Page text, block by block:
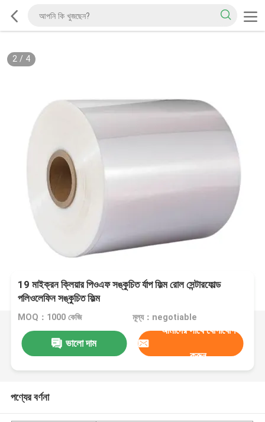
2/ 4
19 মাইক্রন ক্লিয়ার পিওএফ সঙ্কুচিত র্যাপ ফিল্ম রোল সেন্টারফোল্ড
পলিওলেফিন সঙ্কুচিত ফিল্ম
MOQ：1000 কেজি মূল্য：negotiable
ভালো দাম
আমাদের সাথে যোগাযোগ
করুন
পণ্যের বর্ণনা